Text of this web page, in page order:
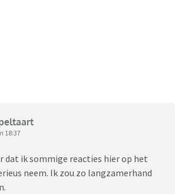
18:37
dat ik sommige reacties hier op het
neem. Ik zou zo langzamerhand